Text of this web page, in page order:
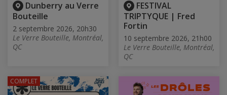
Dunberry au Verre
Bouteille
2 septembre 2026, 20h30
Le Verre Bouteille, Montréal,
QC
FESTIVAL
TRIPTYQUE | Fred
Fortin
10 septembre 2026, 21h00
Le Verre Bouteille, Montréal,
QC
COMPLET